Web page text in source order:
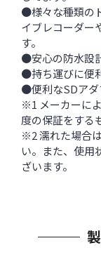
●様々な種類の
イブレコーダー
す。
●安心の防水
●持ち運びに便
●便利なSDア
※1 メーカーに
度の保証をする
※2 濡れた場合
い。また、使用
ざいます。